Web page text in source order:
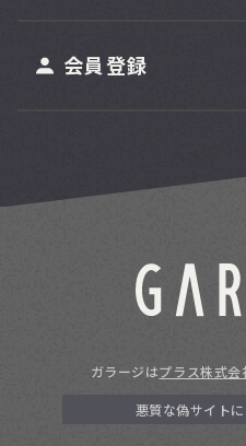
会員登録
ガラージはプラス株式会
悪質な偽サイトに